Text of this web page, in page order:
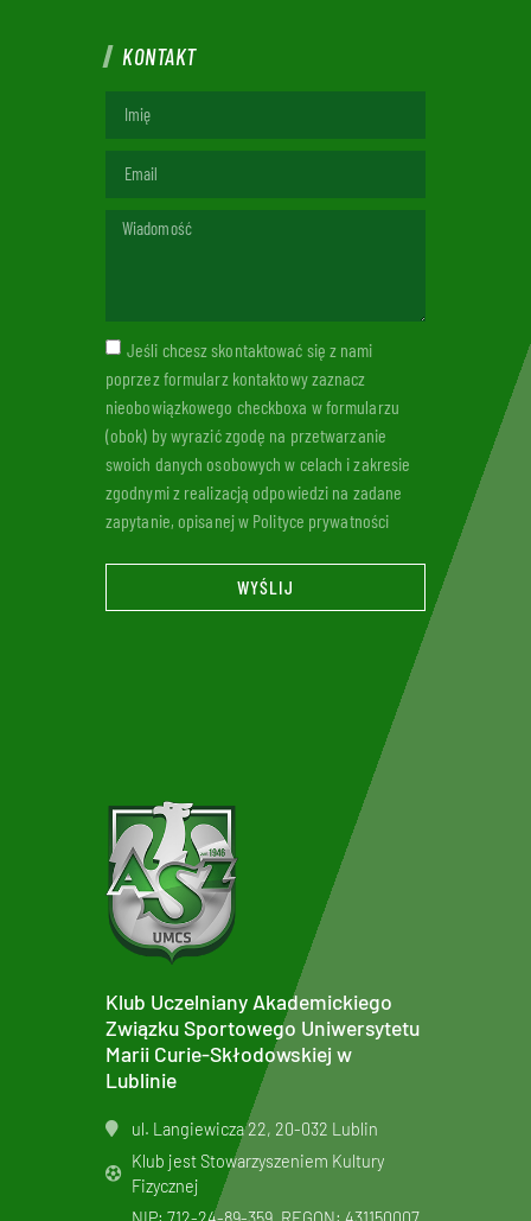
KONTAKT
Jeśli chcesz skontaktować się z nami
poprzez formularz kontaktowy zaznacz
nieobowiązkowego checkboxa w formularzu
(obok) by wyrazić zgodę na przetwarzanie
swoich danych osobowych w celach i zakresie
zgodnymi z realizacją odpowiedzi na zadane
zapytanie, opisanej w Polityce prywatności
WYŚLIJ
Klub Uczelniany Akademickiego
Związku Sportowego Uniwersytetu
Marii Curie-Skłodowskiej w
Lublinie
ul. Langiewicza 22, 20-032 Lublin
Klub jest Stowarzyszeniem Kultury
Fizycznej